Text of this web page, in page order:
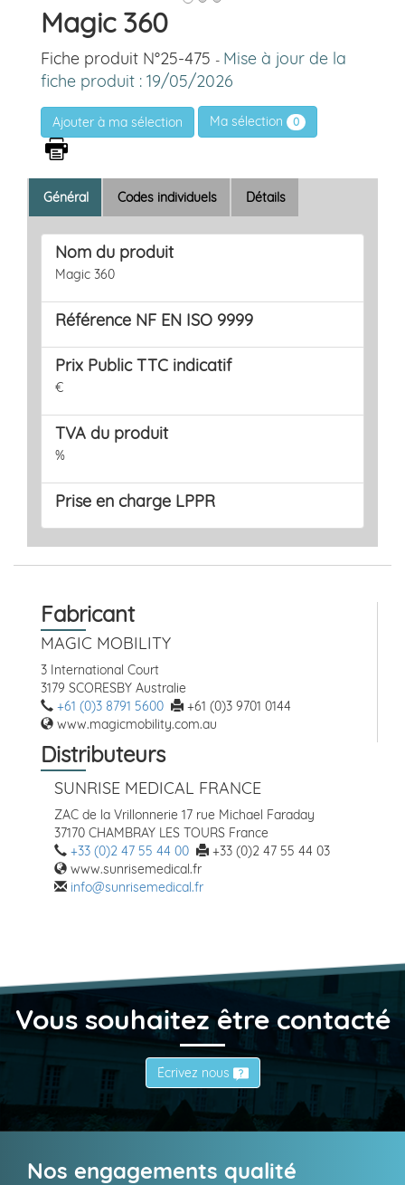
Magic 360
Fiche produit N°25-475 - Mise à jour de la
fiche produit : 19/05/2026
Ma sélection 0
Général Codes individuels Détails
Nom du produit
Magic 360
Référence NF EN ISO 9999
Prix Public TTC indicatif
€
TVA du produit
%
Prise en charge LPPR
Fabricant
MAGIC MOBILITY
3 International Court
3179 SCORESBY Australie
+61 (0)3 8791 5600
+61 (0)3 9701 0144
www.magicmobility.com.au
Distributeurs
SUNRISE MEDICAL FRANCE
ZAC de la Vrillonnerie 17 rue Michael Faraday
37170 CHAMBRAY LES TOURS France
+33 (0)2 47 55 44 00
+33 (0)2 47 55 44 03
www.sunrisemedical.fr
info@sunrisemedical.fr
Vous souhaitez être contacté
Écrivez nous
Nos engagements qualité